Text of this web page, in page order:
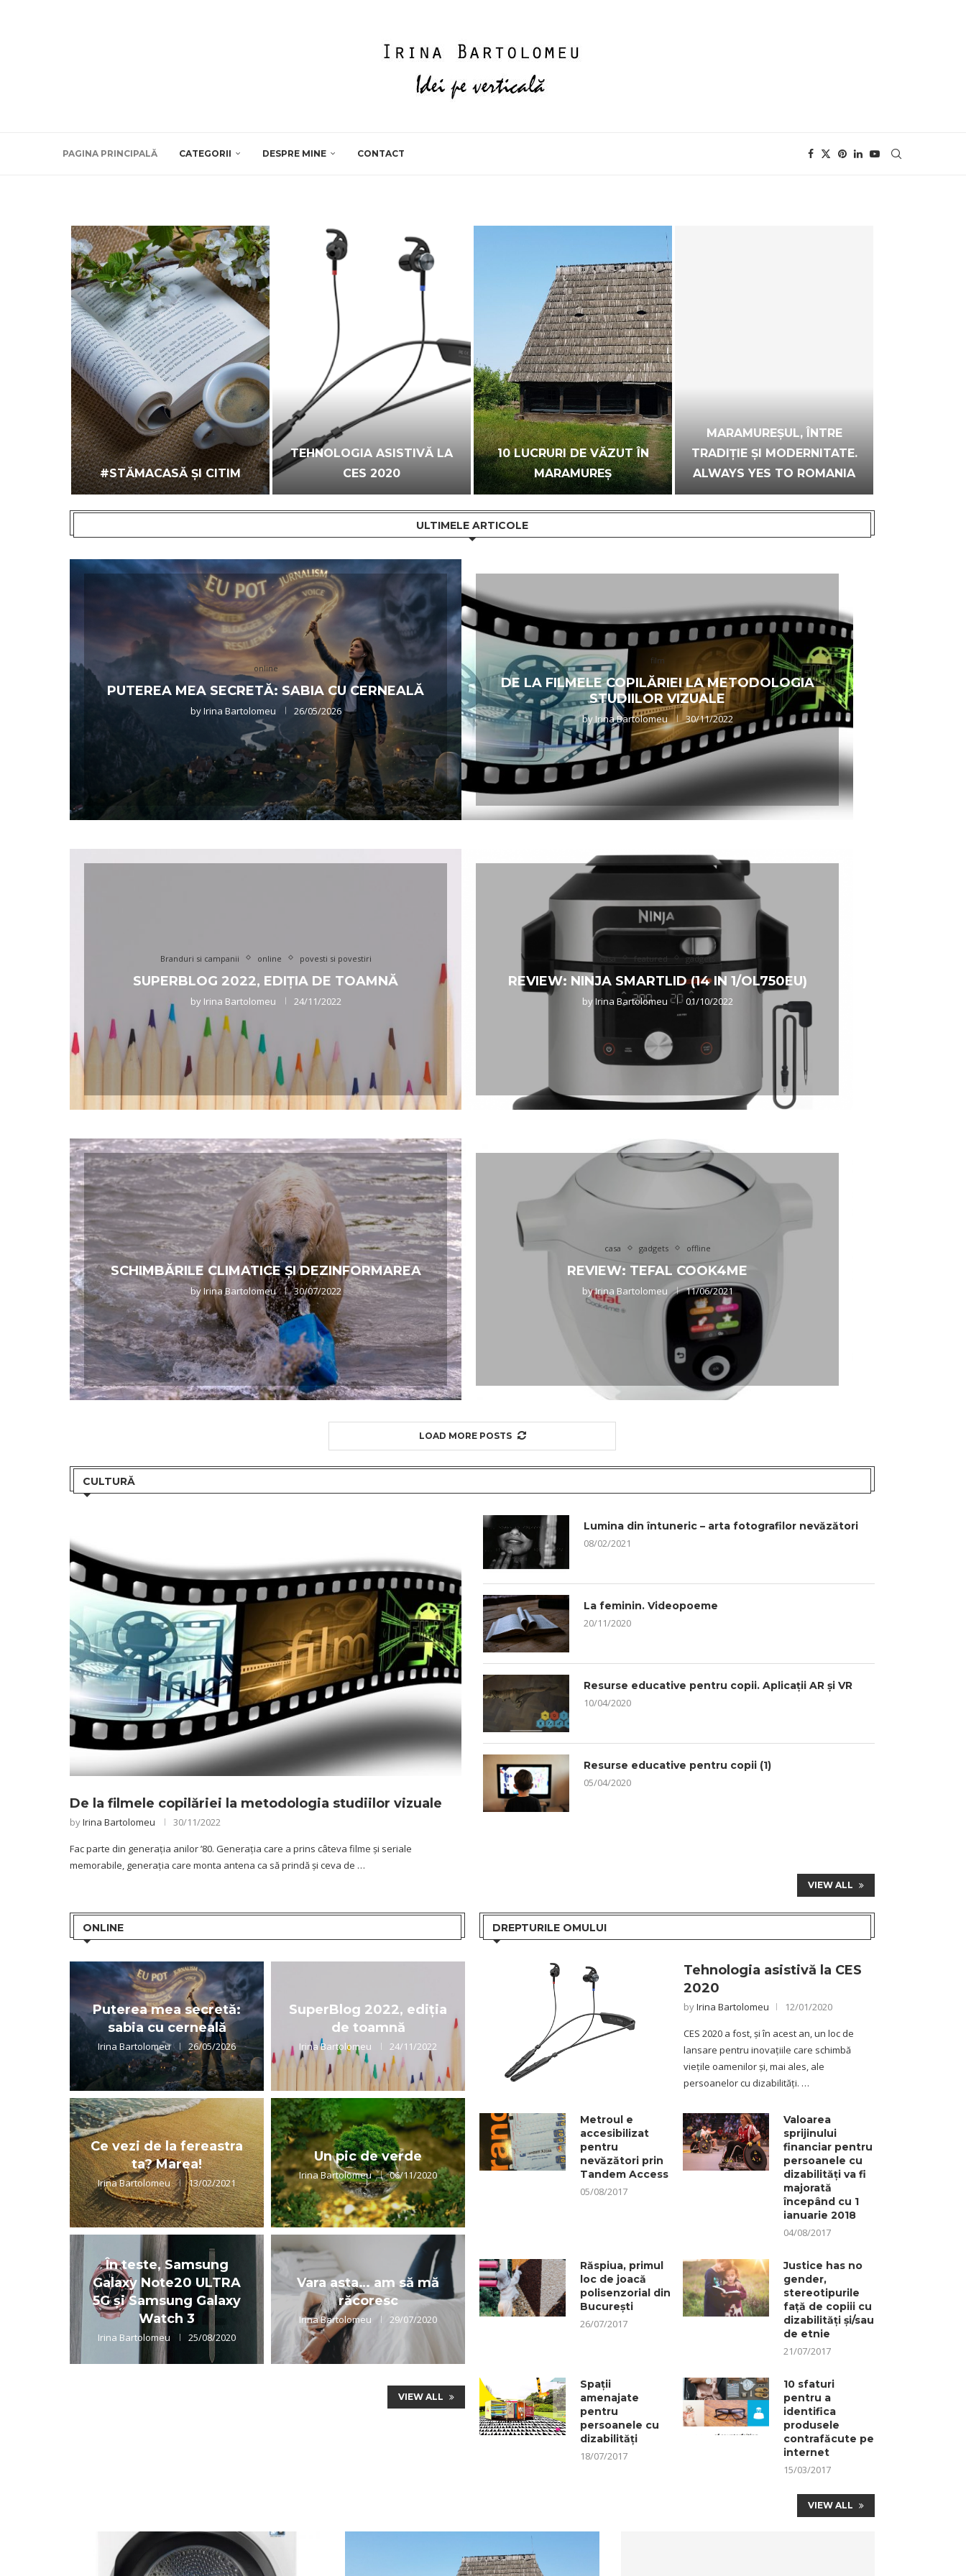
PAGINA PRINCIPALĂ CATEGORII DESPRE MINE CONTACT
#STĂMACASĂ ȘI CITIM
TEHNOLOGIA ASISTIVĂ LA
CES 2020
10 LUCRURI DE VĂZUT ÎN
MARAMUREȘ
MARAMUREȘUL, ÎNTRE
TRADIȚIE ȘI MODERNITATE.
ALWAYS YES TO ROMANIA
ULTIMELE ARTICOLE
online
PUTEREA MEA SECRETĂ: SABIA CU CERNEALĂ
byIrina Bartolomeu 26/05/2026
film
DE LA FILMELE COPILĂRIEI LA METODOLOGIA
STUDIILOR VIZUALE
by Irina Bartolomeu 30/11/2022
Branduri si campanii online povesti si povestiri
SUPERBLOG 2022, EDIȚIA DE TOAMNĂ
by Irina Bartolomeu 24/11/2022
casa featured gadgets
REVIEW: NINJA SMARTLID (14 IN 1/OL750EU)
byIrina Bartolomeu 01/10/2022
jurnalism
SCHIMBĂRILE CLIMATICE ȘI DEZINFORMAREA
byIrina Bartolomeu 30/07/2022
casa gadgets offline
REVIEW: TEFAL COOK4ME
byIrina Bartolomeu 11/06/2021
LOAD MORE POSTS
CULTURĂ
De la filmele copilăriei la metodologia studiilor vizuale
byIrina Bartolomeu 30/11/2022
Fac parte din generația anilor ’80. Generația care a prins câteva filme și seriale
memorabile, generația care monta antena ca să prindă și ceva de …
Lumina din întuneric – arta fotografilor nevăzători
08/02/2021
La feminin. Videopoeme
20/11/2020
Resurse educative pentru copii. Aplicații AR și VR
10/04/2020
Resurse educative pentru copii (1)
05/04/2020
VIEW ALL
ONLINE
Puterea mea secretă:
sabia cu cerneală
Irina Bartolomeu 26/05/2026
SuperBlog 2022, ediția
de toamnă
Irina Bartolomeu 24/11/2022
Ce vezi de la fereastra
ta? Marea!
Irina Bartolomeu 13/02/2021
Un pic de verde
Irina Bartolomeu 06/11/2020
În teste, Samsung
Galaxy Note20 ULTRA
5G și Samsung Galaxy
Watch 3
Irina Bartolomeu 25/08/2020
Vara asta… am să mă
răcoresc
Irina Bartolomeu 29/07/2020
VIEW ALL
DREPTURILE OMULUI
Tehnologia asistivă la CES
2020
byIrina Bartolomeu 12/01/2020
CES 2020 a fost, și în acest an, un loc de
lansare pentru inovațiile care schimbă
viețile oamenilor și, mai ales, ale
persoanelor cu dizabilități. …
Metroul e
accesibilizat
pentru
nevăzători prin
Tandem Access
05/08/2017
Valoarea
sprijinului
financiar pentru
persoanele cu
dizabilități va fi
majorată
începând cu 1
ianuarie 2018
04/08/2017
Răspiua, primul
loc de joacă
polisenzorial din
București
26/07/2017
Justice has no
gender,
stereotipurile
față de copiii cu
dizabilități și/sau
de etnie
21/07/2017
Spații
amenajate
pentru
persoanele cu
dizabilități
18/07/2017
10 sfaturi
pentru a
identifica
produsele
contrafăcute pe
internet
15/03/2017
VIEW ALL